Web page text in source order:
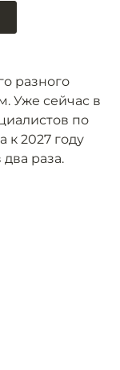
разного
Уже сейчас в
по
2027 году
раза.